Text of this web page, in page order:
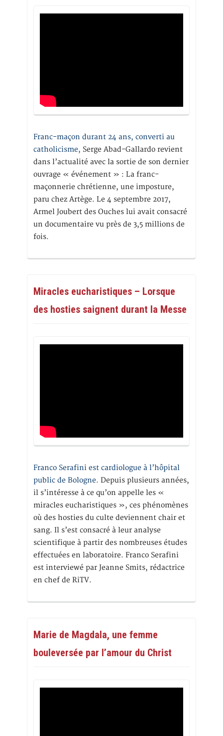
Franc-maçon durant 24 ans, converti au
catholicisme, Serge Abad-Gallardo revient
dans l’actualité avec la sortie de son dernier
ouvrage « événement » : La franc-
maçonnerie chrétienne, une imposture,
paru chez Artège. Le 4 septembre 2017,
Armel Joubert des Ouches lui avait consacré
un documentaire vu près de 3,5 millions de
fois.
Miracles eucharistiques – Lorsque
des hosties saignent durant la Messe
Franco Serafini est cardiologue à l’hôpital
public de Bologne. Depuis plusieurs années,
il s’intéresse à ce qu’on appelle les «
miracles eucharistiques », ces phénomènes
où des hosties du culte deviennent chair et
sang. Il s’est consacré à leur analyse
scientifique à partir des nombreuses études
effectuées en laboratoire. Franco Serafini
est interviewé par Jeanne Smits, rédactrice
en chef de RiTV.
Marie de Magdala, une femme
bouleversée par l’amour du Christ